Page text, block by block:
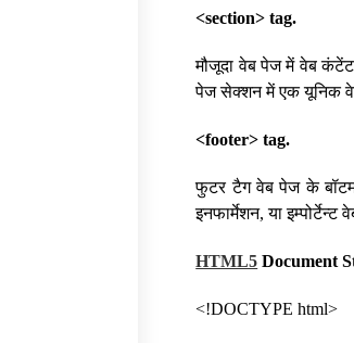
<section> tag.
मौजूदा वेब पेज में वेब
पेज सेक्शन में एक यूनिक वेब
<footer> tag.
फुटर टैग वेब पेज के बॉटम
इनफार्मेशन, या
HTML5 Document
<!DOCTYPE html>